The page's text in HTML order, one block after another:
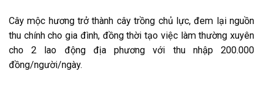
Cây mộc hương trở thành cây trồng chủ lực, đem lại nguồn
thu chính cho gia đình, đồng thời tạo việc làm thường xuyên
cho 2 lao động địa phương với thu nhập 200.000
đồng/người/ngày.